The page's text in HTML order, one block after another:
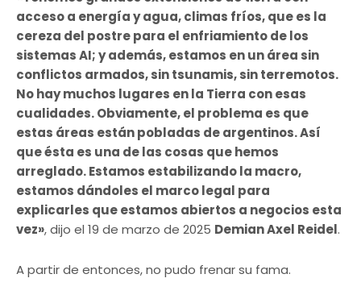
acceso a energía y agua, climas fríos, que es la
cereza del postre para el enfriamiento de los
sistemas AI; y además, estamos en un área sin
conflictos armados, sin tsunamis, sin terremotos.
No hay muchos lugares en la Tierra con esas
cualidades. Obviamente, el problema es que
estas áreas están pobladas de argentinos. Así
que ésta es una de las cosas que hemos
arreglado. Estamos estabilizando la macro,
estamos dándoles el marco legal para
explicarles que estamos abiertos a negocios esta
vez», dijo el 19 de marzo de 2025 Demian Axel Reidel.
A partir de entonces, no pudo frenar su fama.